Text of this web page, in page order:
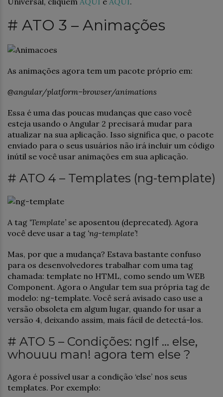
# ATO 3 – Animações
As animações agora tem um pacote próprio em:
@angular/platform–browser/animations
Essa é uma das poucas mudanças que caso você
esteja usando o Angular 2 precisará mudar para
atualizar na sua aplicação. Isso significa que, o pacote
enviado para o seus usuários não irá incluir um código
inútil se você usar animações em sua aplicação.
# ATO 4 – Templates (ng-template)
A tag ‘Template’ se aposentou (deprecated). Agora
você deve usar a tag ‘ng-template’!
Mas, por que a mudança? Estava bastante confuso
para os desenvolvedores trabalhar com uma tag
chamada: template no HTML, como sendo um WEB
Component. Agora o Angular tem sua própria tag de
modelo: ng-template. Você será avisado caso use a
versão obsoleta em algum lugar, quando for usar a
versão 4, deixando assim, mais fácil de detectá-los.
# ATO 5 – Condições: ngIf … else,
whouuu man! agora tem else ?
Agora é possível usar a condição ‘else’ nos seus
templates. Por exemplo: